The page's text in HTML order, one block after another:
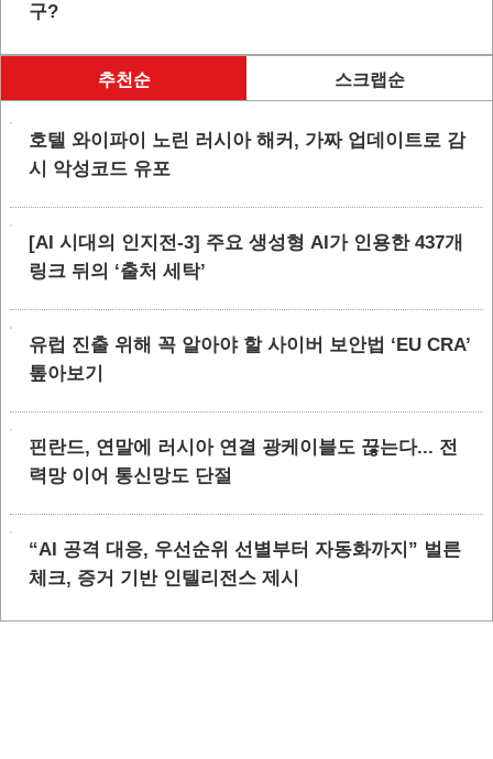
구?
추천순 스크랩순
호텔 와이파이 노린 러시아 해커, 가짜 업데이트로 감
시 악성코드 유포
[AI 시대의 인지전-3] 주요 생성형 AI가 인용한 437개
링크 뒤의 ‘출처 세탁’
유럽 진출 위해 꼭 알아야 할 사이버 보안법 ‘EU CRA’
톺아보기
핀란드, 연말에 러시아 연결 광케이블도 끊는다... 전
력망 이어 통신망도 단절
“AI 공격 대응, 우선순위 선별부터 자동화까지” 벌른
체크, 증거 기반 인텔리전스 제시